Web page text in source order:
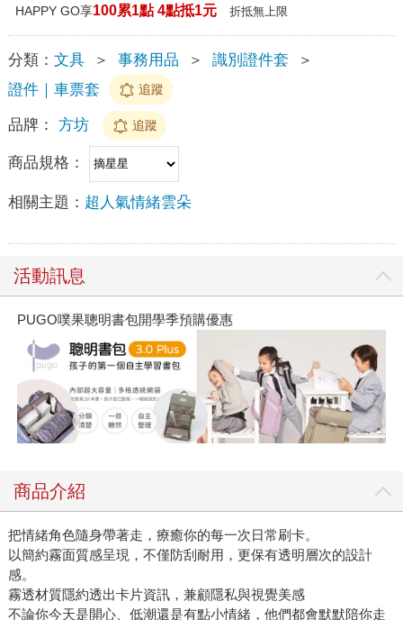
HAPPY GO享100累1點 4點抵1元 折抵無上限
分類： 文具 ＞ 事務用品 ＞ 識別證件套
＞
證件｜車票套
追蹤
品牌： 方坊 追蹤
商品規格：
相關主題： 超人氣情緒雲朵
活動訊息
PUGO噗果聰明書包開學季預購優惠
商品介紹
把情緒角色隨身帶著走，療癒你的每一次日常刷卡。
以簡約霧面質感呈現，不僅防刮耐用，更保有透明層次的設計
感。
霧透材質隱約透出卡片資訊，兼顧隱私與視覺美感
不論你今天是開心、低潮還是有點小情緒，他們都會默默陪你走